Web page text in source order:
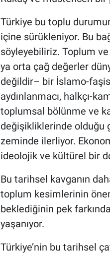
Türkiye bu toplu
içine sürükleniyor. Bu
söyleyebiliriz. Toplum
ya orta çağ değerler
değildir– bir İslamo-
aydınlanmacı, halkçı-
toplumsal bölünme ve
değişikliklerinde olduğu
zeminde ilerliyor.
ideolojik ve kültürel bir
Bu tarihsel kavganın
toplum kesimlerinin
beklediğinin pek
yaşanıyor.
Türkiye’nin bu tarihsel